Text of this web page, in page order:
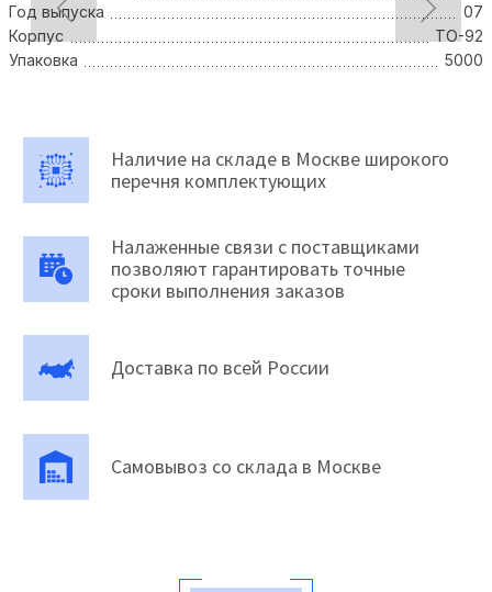
Год выпуска
07
Корпус
TO-92
Упаковка
5000
Наличие на складе в Москве широкого
перечня комплектующих
Налаженные связи с поставщиками
позволяют гарантировать точные
сроки выполнения заказов
Доставка по всей России
Самовывоз со склада в Москве